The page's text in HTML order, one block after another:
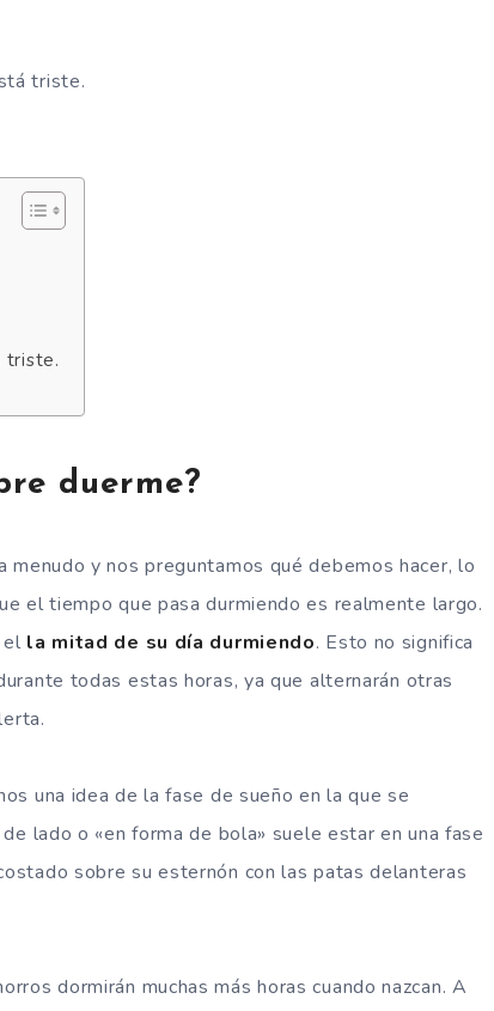
triste.
triste.
duerme?
y nos preguntamos qué debemos hacer, lo
el tiempo que pasa durmiendo es realmente largo.
el la mitad de su día durmiendo. Esto no significa
todas estas horas, ya que alternarán otras
una idea de la fase de sueño en la que se
lado o «en forma de bola» suele estar en una fase
sobre su esternón con las patas delanteras
dormirán muchas más horas cuando nazcan. A